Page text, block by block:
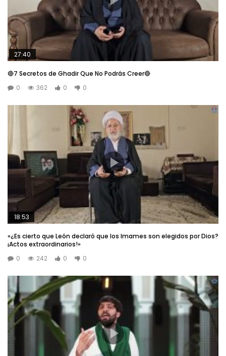
27:40
🔴7 Secretos de Ghadir Que No Podrás Creer🔴
0
362 0 0
18:53
«¿Es cierto que León declaró que los Imames son elegidos por Dios?
¡Actos extraordinarios!»
0
242 0 0